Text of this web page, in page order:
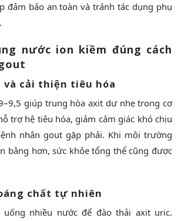
đảm bảo an toàn và tránh tác dụng phụ
nước ion kiềm đúng cách
cải thiện tiêu hóa
giúp trung hòa axit dư nhẹ trong cơ
trợ hệ tiêu hóa, giảm cảm giác khó chịu
nhân gout gặp phải. Khi môi trường
bằng hơn, sức khỏe tổng thể cũng được
chất tự nhiên
nhiều nước để đào thải axit uric.